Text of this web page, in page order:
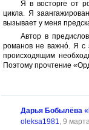
Я в восторге от
цикла. Я
вызывает у меня
Автор в
романов не важнó. Я с
происходящим
Поэтому прочтение
Дарья Бобылёва
oleksa1981, 9